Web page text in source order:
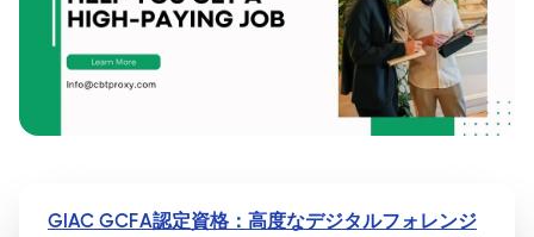
GIAC GCFA認定資格：高度なデジタルフォレンジ